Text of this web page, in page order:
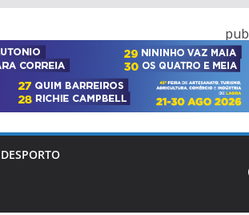
pub
DESPORTO